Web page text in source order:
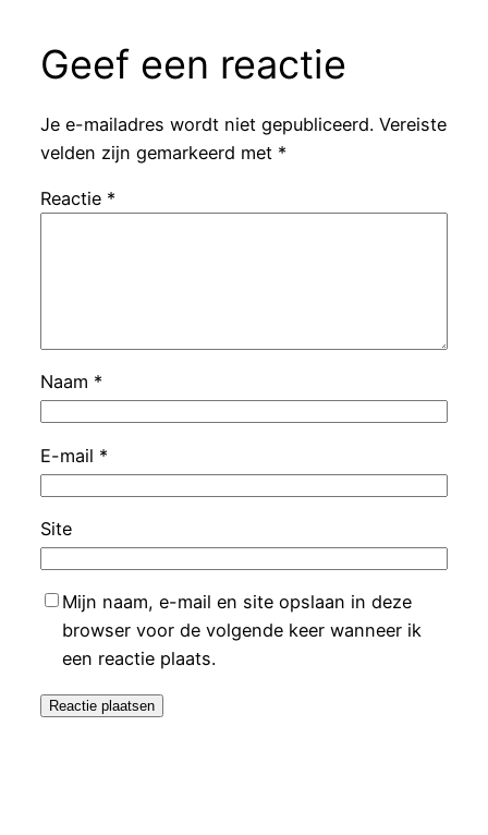
Geef een reactie
Je e-mailadres wordt niet gepubliceerd. Vereiste
velden zijn gemarkeerd met *
Reactie *
Naam *
E-mail *
Site
Mijn naam, e-mail en site opslaan in deze
browser voor de volgende keer wanneer ik
een reactie plaats.